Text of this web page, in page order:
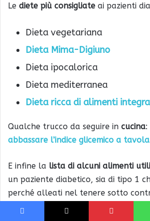
Le diete più consigliate ai pazienti
Dieta vegetariana
Dieta Mima-Digiuno
Dieta ipocalorica
Dieta mediterranea
Dieta ricca di alimenti
Qualche trucco da seguire in cucina:
abbassare l’indice glicemico a tavola
E infine la lista di alcuni alimenti utili
un paziente diabetico, sia di tipo 1
perché alleati nel tenere sotto